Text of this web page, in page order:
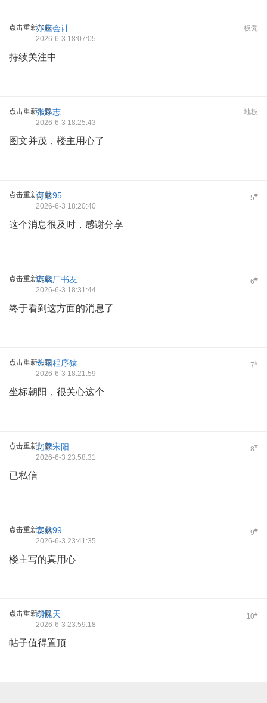
点击重新加载 板凳
亦庄会计
2026-6-3 18:07:05
持续关注中
点击重新加载 地板
张婷志
2026-6-3 18:25:43
图文并茂，楼主用心了
点击重新加载 5#
何浩95
2026-6-3 18:20:40
这个消息很及时，感谢分享
点击重新加载 6#
琉璃厂书友
2026-6-3 18:31:44
终于看到这方面的消息了
点击重新加载 7#
长阳程序猿
2026-6-3 18:21:59
坐标朝阳，很关心这个
点击重新加载 8#
北漂宋阳
2026-6-3 23:58:31
已私信
点击重新加载 9#
袁然99
2026-6-3 23:41:35
楼主写的真用心
点击重新加载 10#
胡悦天
2026-6-3 23:59:18
帖子值得置顶